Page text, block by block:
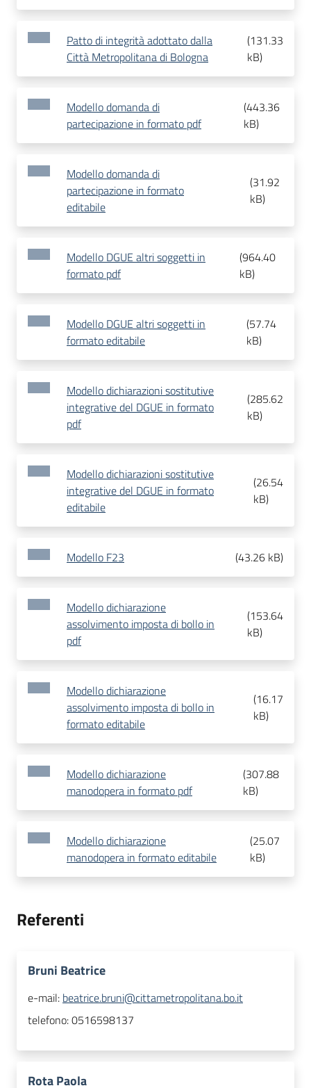
Patto di integrità adottato dalla
Città Metropolitana di Bologna
(131.33
kB)
Modello domanda di
partecipazione in formato pdf
(443.36
kB)
Modello domanda di
partecipazione in formato
editabile
(31.92
kB)
Modello DGUE altri soggetti in
formato pdf
(964.40
kB)
Modello DGUE altri soggetti in
formato editabile
(57.74
kB)
Modello dichiarazioni sostitutive
integrative del DGUE in formato
pdf
(285.62
kB)
Modello dichiarazioni sostitutive
integrative del DGUE in formato
editabile
(26.54
kB)
Modello F23 (43.26 kB)
Modello dichiarazione
assolvimento imposta di bollo in
pdf
(153.64
kB)
Modello dichiarazione
assolvimento imposta di bollo in
formato editabile
(16.17
kB)
Modello dichiarazione
manodopera in formato pdf
(307.88
kB)
Modello dichiarazione
manodopera in formato editabile
(25.07
kB)
Referenti
Bruni Beatrice
e-mail: beatrice.bruni@cittametropolitana.bo.it
telefono:0516598137
Rota Paola